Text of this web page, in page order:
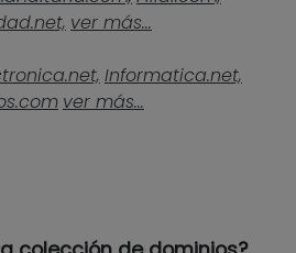
ver más...
Informatica.net,
ver más...